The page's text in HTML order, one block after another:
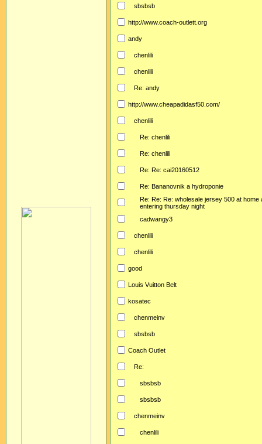
sbsbsb
http://www.coach-outlett.org
andy
chenlili
chenlili
Re: andy
http://www.cheapadidasf50.com/
chenlili
Re: chenlili
Re: chenlili
Re: Re: cai20160512
Re: Bananovnik a hydroponie
Re: Re: Re: wholesale jersey 500 at home
entering thursday night
cadwangy3
chenlili
chenlili
good
Louis Vuitton Belt
kosatec
chenmeinv
sbsbsb
Coach Outlet
Re:
sbsbsb
sbsbsb
chenmeinv
chenlili